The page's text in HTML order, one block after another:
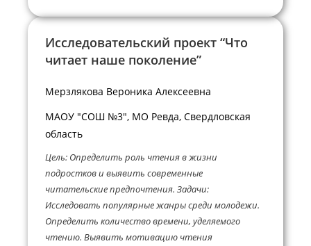
Исследовательский проект “Что
читает наше поколение”
Мерзлякова Вероника Алексеевна
МАОУ "СОШ №3", МО Ревда, Свердловская
область
Цель: Определить роль чтения в жизни
подростков и выявить современные
читательские предпочтения. Задачи:
Исследовать популярные жанры среди молодежи.
Определить количество времени, уделяемого
чтению. Выявить мотивацию чтения